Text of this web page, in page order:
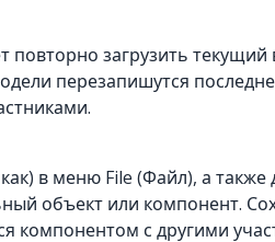
повторно загрузить
перезапишутся
в меню File (Файл), а
объект или компонент.
с другими